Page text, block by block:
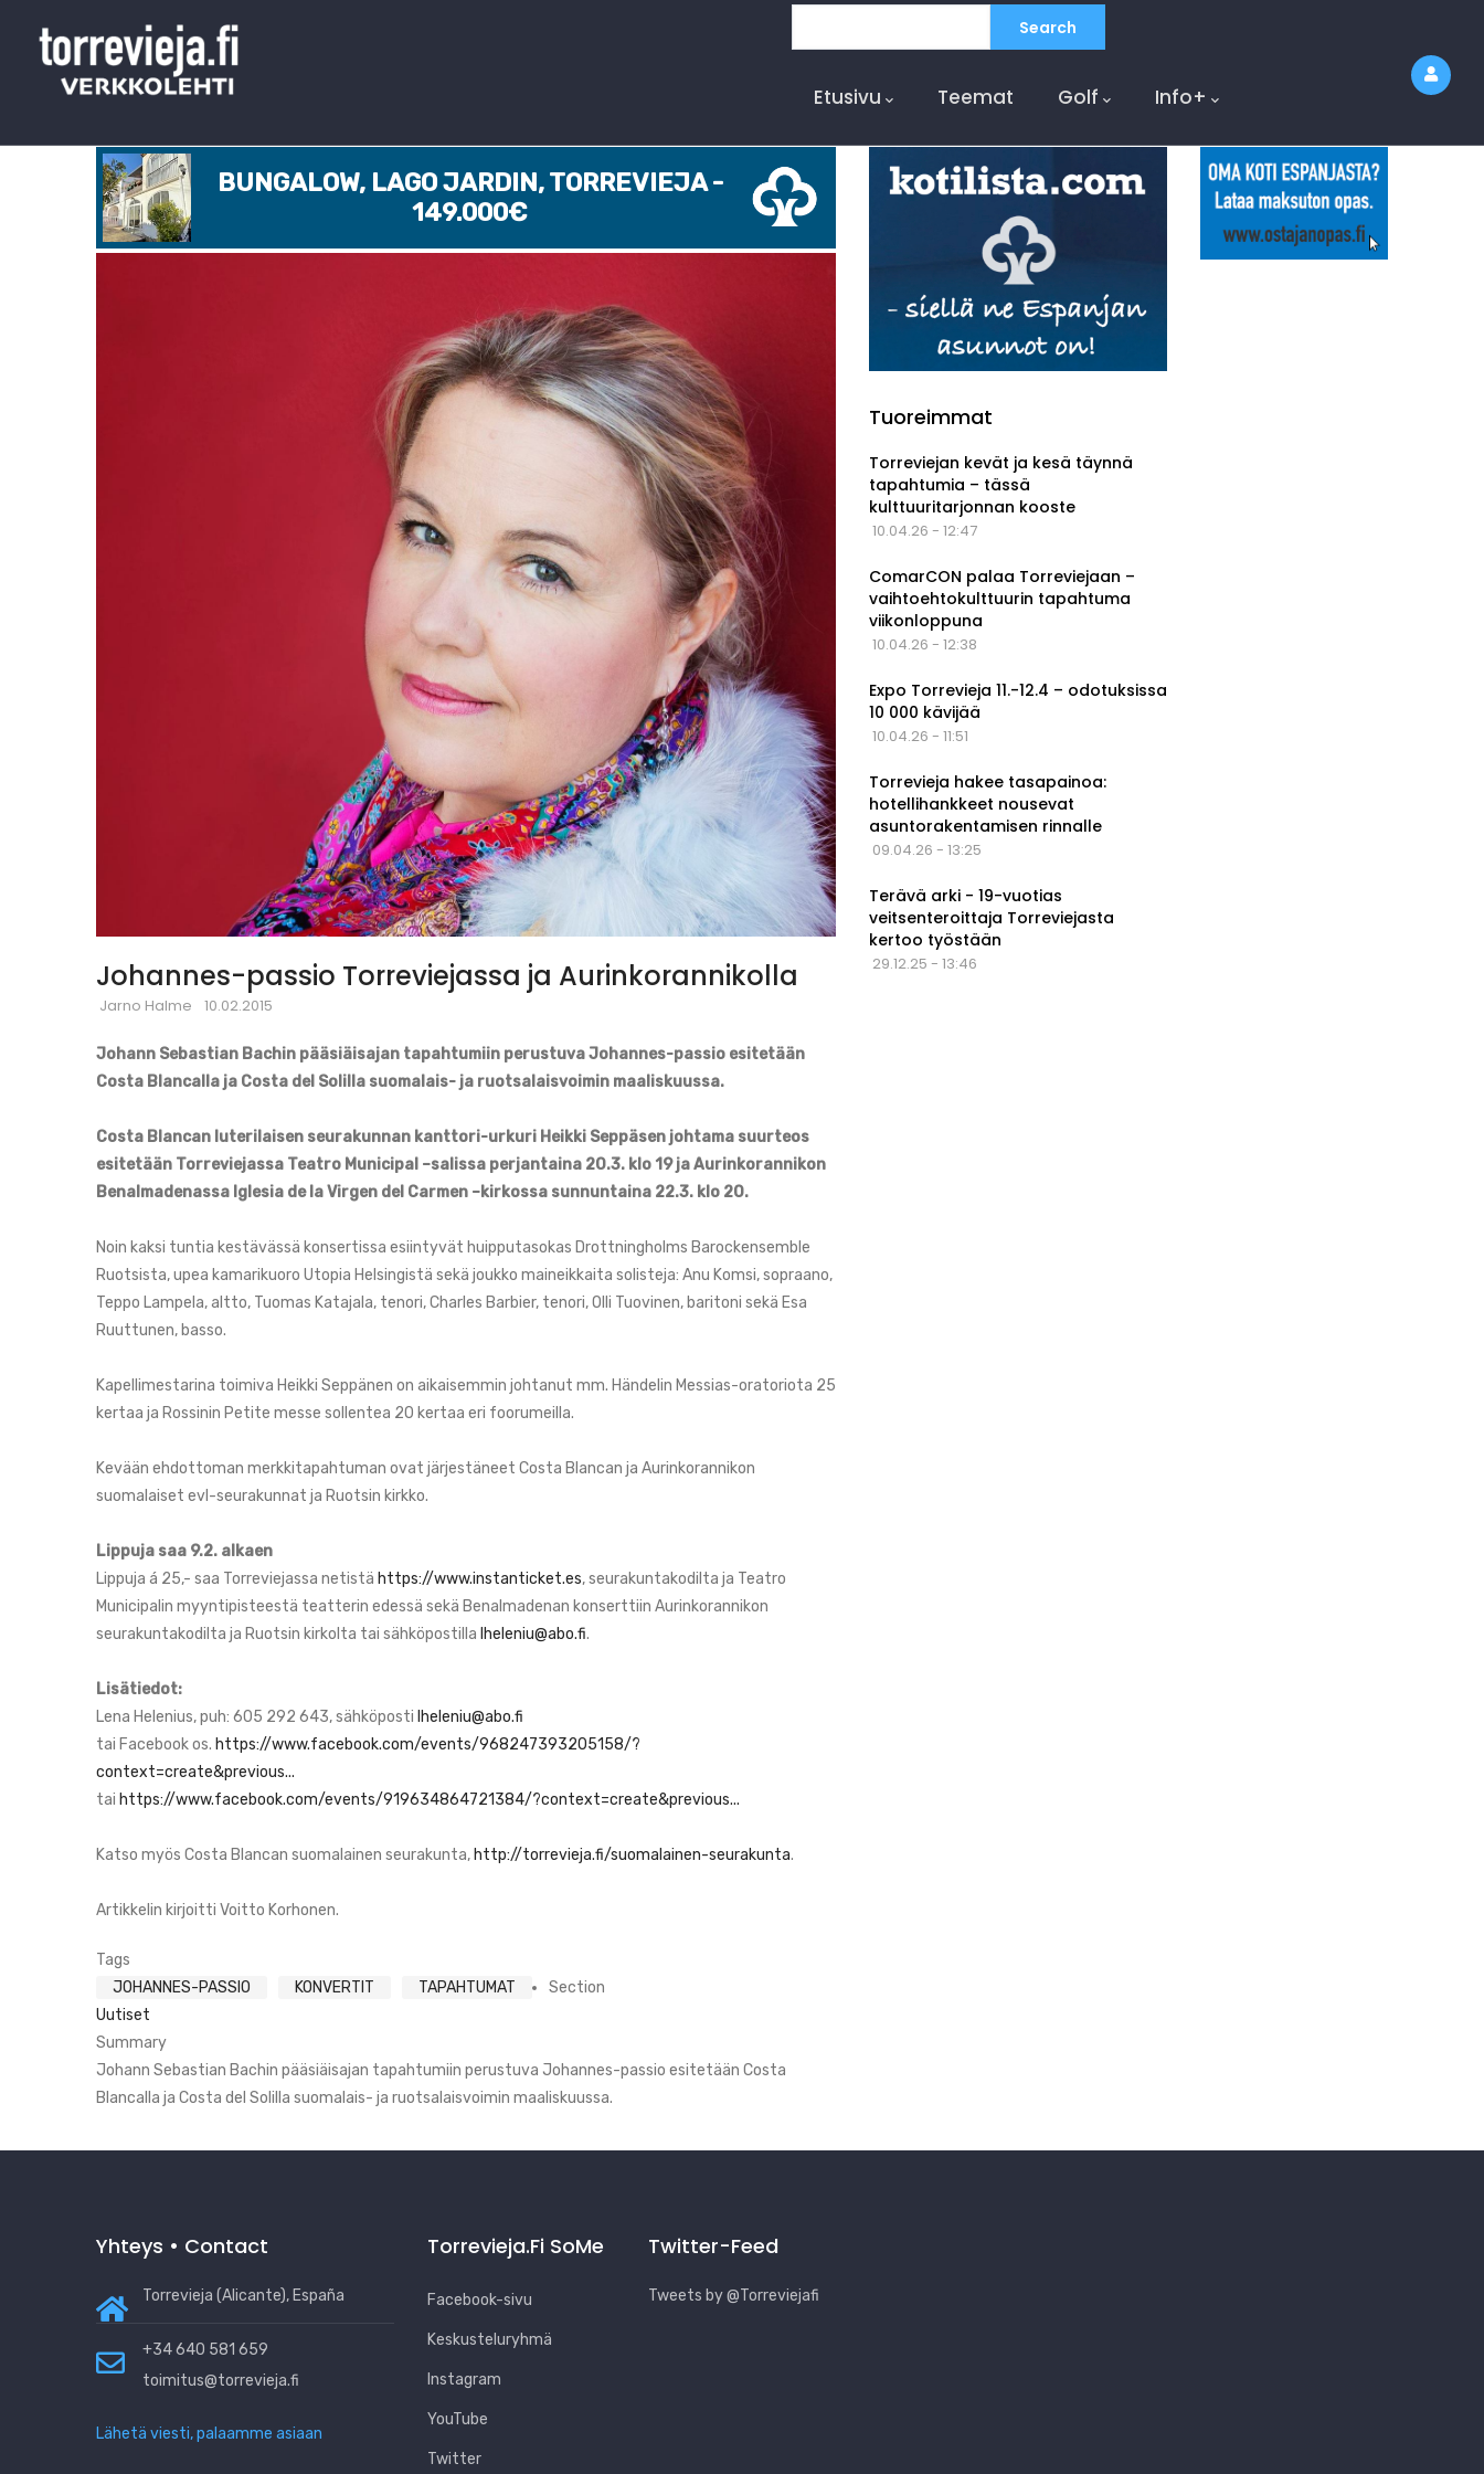
Navigation
Etusivu Teemat Golf Info+
BUNGALOW, LAGO JARDIN, TORREVIEJA -
149.000€
Johannes-passio Torreviejassa ja Aurinkorannikolla
Jarno Halme 10.02.2015
Johann Sebastian Bachin pääsiäisajan tapahtumiin perustuva Johannes-passio esitetään
Costa Blancalla ja Costa del Solilla suomalais- ja ruotsalaisvoimin maaliskuussa.
Costa Blancan luterilaisen seurakunnan kanttori-urkuri Heikki Seppäsen johtama suurteos
esitetään Torreviejassa Teatro Municipal –salissa perjantaina 20.3. klo 19 ja Aurinkorannikon
Benalmadenassa Iglesia de la Virgen del Carmen –kirkossa sunnuntaina 22.3. klo 20.
Noin kaksi tuntia kestävässä konsertissa esiintyvät huipputasokas Drottningholms Barockensemble
Ruotsista, upea kamarikuoro Utopia Helsingistä sekä joukko maineikkaita solisteja: Anu Komsi, sopraano,
Teppo Lampela, altto, Tuomas Katajala, tenori, Charles Barbier, tenori, Olli Tuovinen, baritoni sekä Esa
Ruuttunen, basso.
Kapellimestarina toimiva Heikki Seppänen on aikaisemmin johtanut mm. Händelin Messias-oratoriota 25
kertaa ja Rossinin Petite messe sollentea 20 kertaa eri foorumeilla.
Kevään ehdottoman merkkitapahtuman ovat järjestäneet Costa Blancan ja Aurinkorannikon
suomalaiset evl-seurakunnat ja Ruotsin kirkko.
Lippuja saa 9.2. alkaen
Lippuja á 25,- saa Torreviejassa netistä https://www.instanticket.es, seurakuntakodilta ja Teatro
Municipalin myyntipisteestä teatterin edessä sekä Benalmadenan konserttiin Aurinkorannikon
seurakuntakodilta ja Ruotsin kirkolta tai sähköpostilla lheleniu@abo.fi.
Lisätiedot:
Lena Helenius, puh: 605 292 643, sähköposti lheleniu@abo.fi
tai Facebook os. https://www.facebook.com/events/968247393205158/?
context=create&previous...
tai https://www.facebook.com/events/919634864721384/?context=create&previous...
Katso myös Costa Blancan suomalainen seurakunta,http://torrevieja.fi/suomalainen-seurakunta.
Artikkelin kirjoitti Voitto Korhonen.
Tags
JOHANNES-PASSIO
KONVERTIT TAPAHTUMAT
Section
Uutiset
Summary
Johann Sebastian Bachin pääsiäisajan tapahtumiin perustuva Johannes-passio esitetään Costa
Blancalla ja Costa del Solilla suomalais- ja ruotsalaisvoimin maaliskuussa.
Tuoreimmat
Torreviejan kevät ja kesä täynnä
tapahtumia – tässä
kulttuuritarjonnan kooste
10.04.26 - 12:47
ComarCON palaa Torreviejaan –
vaihtoehtokulttuurin tapahtuma
viikonloppuna
10.04.26 - 12:38
Expo Torrevieja 11.-12.4 – odotuksissa
10 000 kävijää
10.04.26 - 11:51
Torrevieja hakee tasapainoa:
hotellihankkeet nousevat
asuntorakentamisen rinnalle
09.04.26 - 13:25
Terävä arki - 19-vuotias
veitsenteroittaja Torreviejasta
kertoo työstään
29.12.25 - 13:46
Yhteys • Contact
Torrevieja (Alicante), España
+34 640 581 659
toimitus@torrevieja.fi
Lähetä viesti, palaamme asiaan
Torrevieja.fi SoMe
Facebook-sivu
Keskusteluryhmä
Instagram
YouTube
Twitter
Twitter-Feed
Tweets by @Torreviejafi